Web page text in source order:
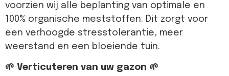
voorzien wij alle beplanting van optimale en
100% organische meststoffen. Dit zorgt voor
een verhoogde stresstolerantie, meer
weerstand en een bloeiende tuin.
🌱 Verticuteren van uw gazon 🌱